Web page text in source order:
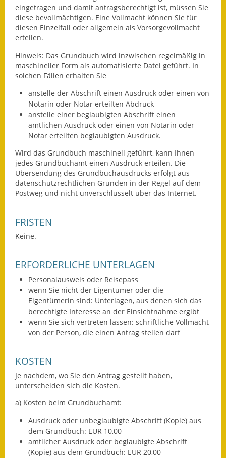
Fundbehörde
Sitzungsberichte 2015
Sitzungsberichte 2017
Sitzungsberichte 2018
Sitzungsberichte 2020
Gemeindeverwaltung
Abwassergebühr
Grundsteuerreform
Haushaltspläne
Jahresabschlüsse
Heiraten in Notzingen
Mitarbeiter
Notruftafel
Ortsrecht
eingetragen und damit antragsberechtigt ist, müssen Sie
diese bevollmächtigen. Eine Vollmacht können Sie für
diesen Einzelfall oder allgemein als Vorsorgevollmacht
erteilen.
Hinweis: Das Grundbuch wird inzwischen regelmäßig in
maschineller Form als automatisierte Datei geführt. In
solchen Fällen erhalten Sie
anstelle der Abschrift einen Ausdruck oder einen von
Notarin oder Notar erteilten Abdruck
anstelle einer beglaubigten Abschrift einen
amtlichen Ausdruck oder einen von Notarin oder
Notar erteilten beglaubigten Ausdruck.
Wird das Grundbuch maschinell geführt, kann Ihnen
jedes Grundbuchamt einen Ausdruck erteilen. Die
Übersendung des Grundbuchausdrucks erfolgt aus
datenschutzrechtlichen Gründen in der Regel auf dem
Postweg und nicht unverschlüsselt über das Internet.
FRISTEN
Keine.
ERFORDERLICHE UNTERLAGEN
Personalausweis oder Reisepass
wenn Sie nicht der Eigentümer oder die
Eigentümerin sind: Unterlagen, aus denen sich das
berechtigte Interesse an der Einsichtnahme ergibt
wenn Sie sich vertreten lassen: schriftliche Vollmacht
von der Person, die einen Antrag stellen darf
KOSTEN
Je nachdem, wo Sie den Antrag gestellt haben,
unterscheiden sich die Kosten.
a) Kosten beim Grundbuchamt:
Ausdruck oder unbeglaubigte Abschrift (Kopie) aus
dem Grundbuch: EUR 10,00
amtlicher Ausdruck oder beglaubigte Abschrift
(Kopie) aus dem Grundbuch: EUR 20,00